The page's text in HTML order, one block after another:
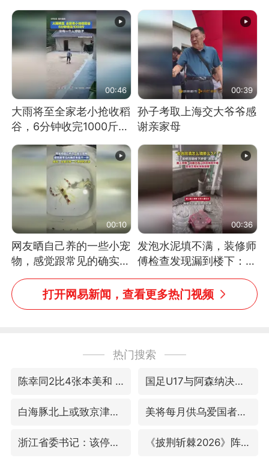
快乐长这样
网友：果然言传不如身
教！
00:46
大雨将至全家老小抢收稻
谷，6分钟收完1000斤，
没有一个人掉链子
00:39
孙子考取上海交大爷爷感
谢亲家母
00:10
网友晒自己养的一些小宠
物，感觉跟常见的确实有
些不一样
00:36
发泡水泥填不满，装修师
傅检查发现漏到楼下：出
风口未延伸到外墙
打开网易新闻，查看更多热门视频
热门搜索
陈幸同2比4张本美和 国乒双线丢冠 国足U17与阿森纳决赛取消 并列冠军
白海豚北上或致京津冀暴雨 美将每月供乌爱国者拦截导弹
浙江省委书记：该停下的坚决停下来 《披荆斩棘2026》阵容官宣